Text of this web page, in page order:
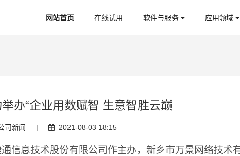
网站首页 在线试用 软件与服务 应用领域
办“企业用数赋智 生意智胜云巅
司新闻 | 2021-08-03 18:15
信息技术股份有限公司作主办，新乡市万景网络技术